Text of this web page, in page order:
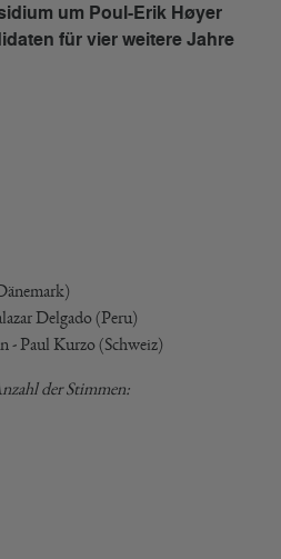
um Poul-Erik Høyer
für vier weitere Jahre
Delgado (Peru)
- Paul Kurzo (Schweiz)
der Stimmen: